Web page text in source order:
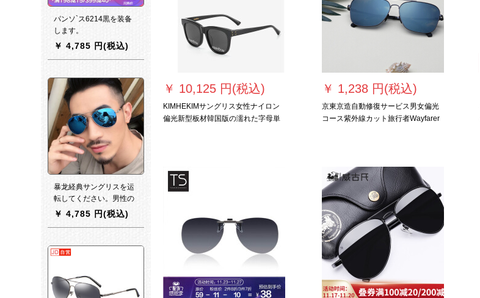
￥ 10,125 円(税込)
KIMHEKIMサングリス女性ナイロン
偏光新型板材韓国版の濡れた字母単
￥ 1,238 円(税込)
京東京造自動修復サービス男女偏光
コース紫外線カット旅行者Wayfarer
パンソ`ス6214黒を装备
します。
￥ 4,785 円(税込)
暴龙経典サングリスを运
転してください。男性の
紫外線カット。メガネの
丸の颜をした大きさなフ
￥ 4,785 円(税込)